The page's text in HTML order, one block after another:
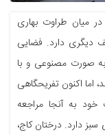
میان طراوت بهاری
دیگری دارد. فضایی
خوش آب و هوا و تمیز که اگرچه در سال 1340 به صورت مصنوعی و با
اکنون تفریحگاهی
خود به آنجا مراجعه
سبز دارد. درختان کاج،